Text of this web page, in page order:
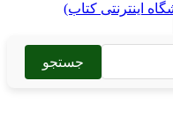
جستجو